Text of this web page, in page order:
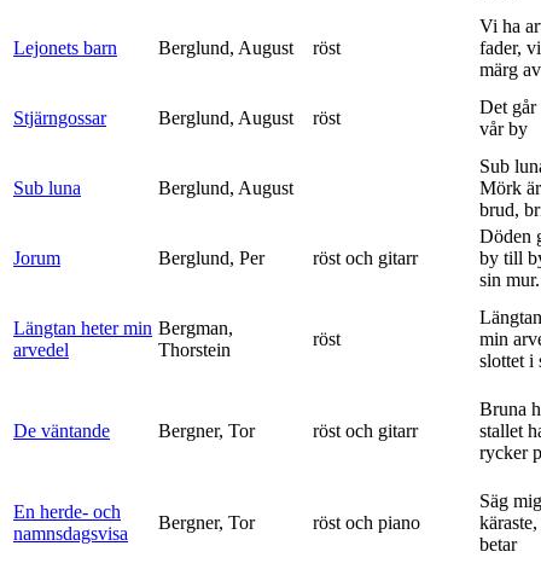
Lejonets barn Berglund, August röst
Vi ha
fader,
märg
Stjärngossar Berglund, August röst
Det går
vår by
Sub luna Berglund, August
Sub
Mörk
brud,
Jorum Berglund, Per röst och gitarr
Döden
by till
sin
Längtan heter min
arvedel
Bergman,
Thorstein
röst
min
slottet i
De väntande Bergner, Tor röst och gitarr
Bruna
stallet
rycker
En herde- och
namnsdagsvisa
Bergner, Tor röst och piano
Säg
betar